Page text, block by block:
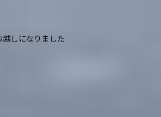
しになりました